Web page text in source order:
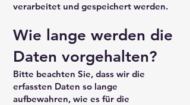
verarbeitet und gespeichert werden.
Wie lange werden die
Daten vorgehalten?
Bitte beachten Sie, dass wir die
erfassten Daten so lange
aufbewahren, wie es für die